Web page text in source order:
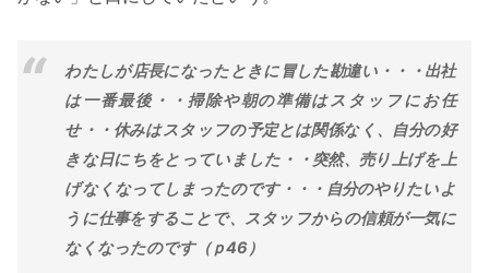
わたしが店長になったときに冒した勘違い・・・出社
は一番最後・・掃除や朝の準備はスタッフにお任
せ・・休みはスタッフの予定とは関係なく、自分の好
きな日にちをとっていました・・突然、売り上げを上
げなくなってしまったのです・・・自分のやりたいよ
うに仕事をすることで、スタッフからの信頼が一気に
なくなったのです（ｐ46）